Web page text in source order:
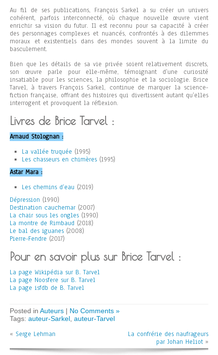
Au fil de ses publications, François Sarkel a su créer un univers
cohérent, parfois interconnecté, où chaque nouvelle œuvre vient
enrichir sa vision du futur. Il est reconnu pour sa capacité à créer
des personnages complexes et nuancés, confrontés à des dilemmes
moraux et existentiels dans des mondes souvent à la limite du
basculement.
Bien que les détails de sa vie privée soient relativement discrets,
son œuvre parle pour elle-même, témoignant d’une curiosité
insatiable pour les sciences, la philosophie et la sociologie. Brice
Tarvel, à travers François Sarkel, continue de marquer la science-
fiction française, offrant des histoires qui divertissent autant qu’elles
interrogent et provoquent la réflexion.
Livres de Brice Tarvel :
Arnaud Stolognan :
La vallée truquée (1995)
Les chasseurs en chimères (1995)
Astar Mara :
Les chemins d’eau (2019)
Dépression (1990)
Destination cauchemar (2007)
La chair sous les ongles (1990)
La montre de Rimbaud (2018)
Le bal des iguanes (2008)
Pierre-Fendre (2017)
Pour en savoir plus sur Brice Tarvel :
La page Wikipédia sur B. Tarvel
La page Noosfere sur B. Tarvel
La page isfdb de B. Tarvel
Posted in Auteurs | No Comments »
Tags: auteur-Sarkel auteur-Tarvel
« Serge Lehman
La confrérie des naufrageurs
par Johan Heliot »